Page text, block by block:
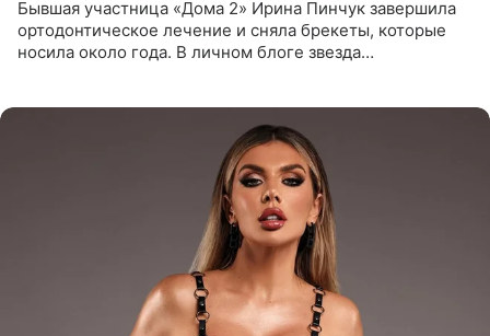
Бывшая участница «Дома 2» Ирина Пинчук завершила
ортодонтическое лечение и сняла брекеты, которые
носила около года. В личном блоге звезда